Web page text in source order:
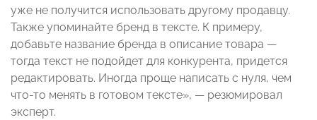
уже не получится использовать другому продавцу.
Также упоминайте бренд в тексте. К примеру,
добавьте название бренда в описание товара —
тогда текст не подойдет для конкурента, придется
редактировать. Иногда проще написать с нуля, чем
что-то менять в готовом тексте», — резюмировал
эксперт.